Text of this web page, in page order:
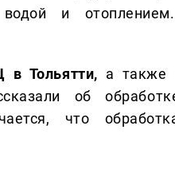
водой и
Тольятти, а также
об
что